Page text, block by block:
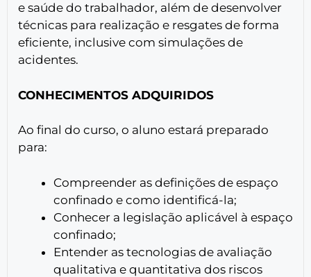
e saúde do trabalhador, além de desenvolver
técnicas para realização e resgates de forma
eficiente, inclusive com simulações de
acidentes.
CONHECIMENTOS ADQUIRIDOS
Ao final do curso, o aluno estará preparado
para:
Compreender as definições de espaço
confinado e como identificá-la;
Conhecer a legislação aplicável à espaço
confinado;
Entender as tecnologias de avaliação
qualitativa e quantitativa dos riscos